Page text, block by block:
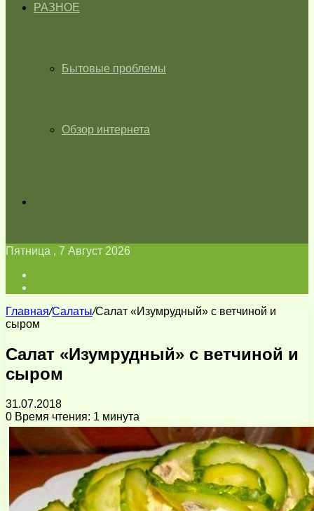
РАЗНОЕ
Бытовые проблемы
Обзор интернета
Пятница , 7 Август 2026
Главная/Салаты/Салат «Изумрудный» с ветчиной и
сыром
Салат «Изумрудный» с ветчиной и
сыром
31.07.2018
0 Время чтения: 1 минута